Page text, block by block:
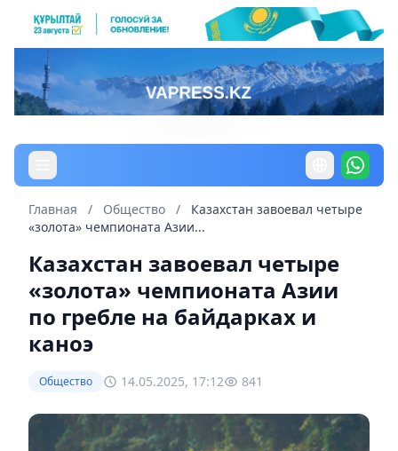
Главная / Общество /
Казахстан завоевал четыре
«золота» чемпионата Азии...
Казахстан завоевал четыре
«золота» чемпионата Азии
по гребле на байдарках и
каноэ
Общество 14.05.2025, 17:12 841